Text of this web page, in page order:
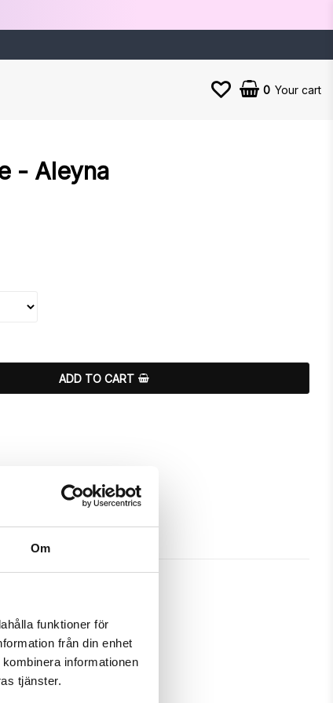
Om
funktioner för
från din enhet
informationen
tjänster.
0 Your cart
- Aleyna
ADD TO CART
"Aleyna"-design.